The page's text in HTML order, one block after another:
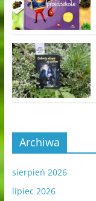
Archiwa
sierpień 2026
lipiec 2026